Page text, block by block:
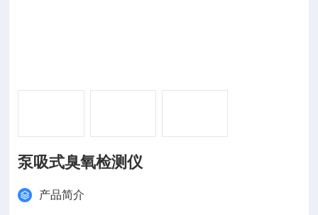
泵吸式臭氧检测仪
产品简介